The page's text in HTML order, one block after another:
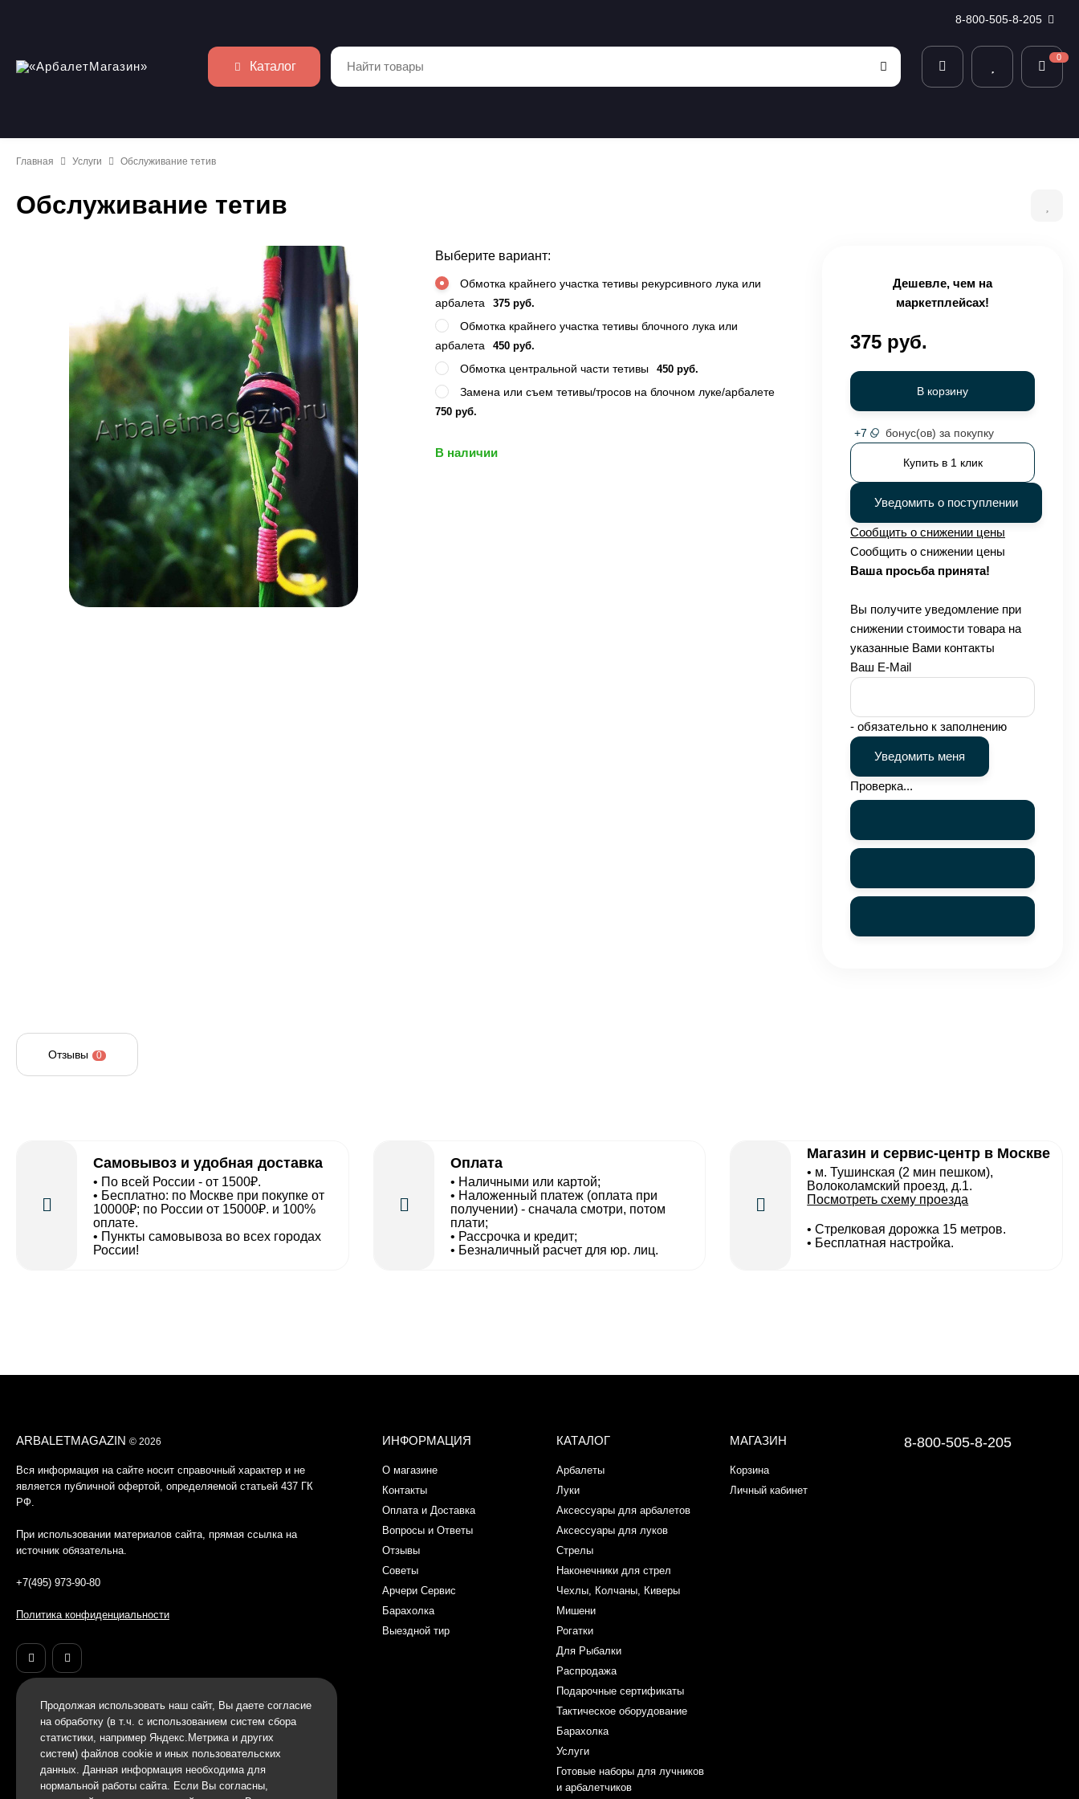
8-800-505-8-205
Каталог
0
Главная Услуги Обслуживание тетив
Обслуживание тетив
Выберите вариант:
Обмотка крайнего участка тетивы рекурсивного лука или
арбалета
375 руб.
Обмотка крайнего участка тетивы блочного лука или
арбалета
450 руб.
Обмотка центральной части тетивы 450 руб.
Замена или съем тетивы/тросов на блочном луке/арбалете
750 руб.
В наличии
Дешевле, чем на
маркетплейсах!
375 руб.
В корзину
+7 бонус(ов) за покупку
Купить в 1 клик
Уведомить о поступлении
Сообщить о снижении цены
Сообщить о снижении цены
Ваша просьба принята!
Вы получите уведомление при
снижении стоимости товара на
указанные Вами контакты
Ваш E-Mail
- обязательно к заполнению
Проверка...
Отзывы 0
Самовывоз и удобная доставка
• По всей России - от 1500₽.
• Бесплатно: по Москве при покупке от
10000₽; по России от 15000₽. и 100%
оплате.
• Пункты самовывоза во всех городах
России!
Оплата
• Наличными или картой;
• Наложенный платеж (оплата при
получении) - сначала смотри, потом
плати;
• Рассрочка и кредит;
• Безналичный расчет для юр. лиц.
Магазин и сервис-центр в Москве
• м. Тушинская (2 мин пешком),
Волоколамский проезд, д.1.
Посмотреть схему проезда
• Cтрелковая дорожка 15 метров.
• Бесплатная настройка.
ARBALETMAGAZIN © 2026
Вся информация на сайте носит справочный характер и не
является публичной офертой, определяемой статьей 437 ГК
РФ.
При использовании материалов сайта, прямая ссылка на
источник обязательна.
+7(495) 973-90-80
Политика конфиденциальности
ИНФОРМАЦИЯ
О магазине
Контакты
Оплата и Доставка
Вопросы и Ответы
Отзывы
Советы
Арчери Сервис
Барахолка
Выездной тир
КАТАЛОГ
Арбалеты
Луки
Аксессуары для арбалетов
Аксессуары для луков
Стрелы
Наконечники для стрел
Чехлы, Колчаны, Киверы
Мишени
Рогатки
Для Рыбалки
Распродажа
Подарочные сертификаты
Тактическое оборудование
Барахолка
Услуги
Готовые наборы для лучников
и арбалетчиков
МАГАЗИН
Корзина
Личный кабинет
8-800-505-8-205
Продолжая использовать наш cайт, Вы даете согласие
на обработку (в т.ч. с использованием систем сбора
статистики, например Яндекс.Метрика и других
систем) файлов cookie и иных пользовательских
данных. Данная информация необходима для
нормальной работы сайта. Если Вы согласны,